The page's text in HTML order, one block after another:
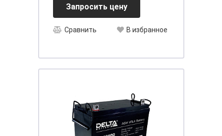
Запросить цену
Сравнить В избранное